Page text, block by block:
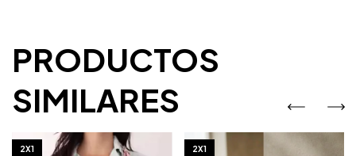
PRODUCTOS
SIMILARES
2X1 2X1